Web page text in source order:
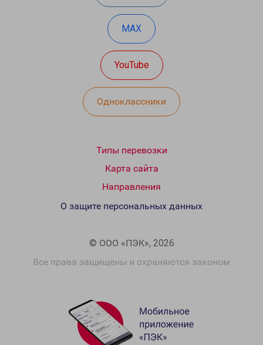
MAX
YouTube
Одноклассники
Типы перевозки
Карта сайта
Направления
© ООО «ПЭК», 2026
Все права защищены и охраняются законом
О защите персональных данных